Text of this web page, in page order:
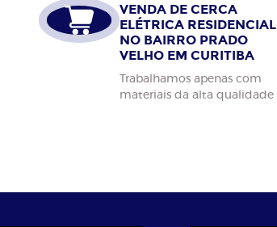
VENDA DE CERCA
ELÉTRICA RESIDENCIAL
NO BAIRRO PRADO
VELHO EM CURITIBA
Trabalhamos apenas com
materiais da alta qualidade